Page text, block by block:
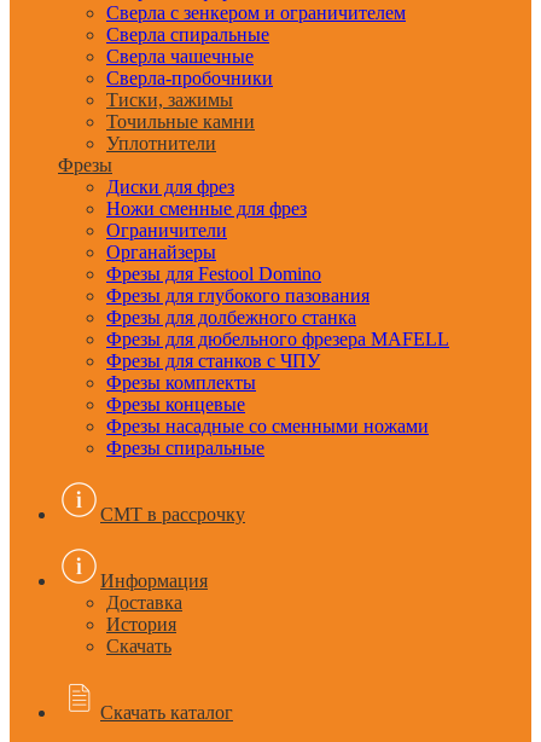
Сверла с зенкером и ограничителем
Сверла спиральные
Сверла чашечные
Сверла-пробочники
Тиски, зажимы
Точильные камни
Уплотнители
Фрезы
Диски для фрез
Ножи сменные для фрез
Ограничители
Органайзеры
Фрезы для Festool Domino
Фрезы для глубокого пазования
Фрезы для долбежного станка
Фрезы для дюбельного фрезера MAFELL
Фрезы для станков с ЧПУ
Фрезы комплекты
Фрезы концевые
Фрезы насадные со сменными ножами
Фрезы спиральные
CMT в рассрочку
Информация
Доставка
История
Скачать
Скачать каталог